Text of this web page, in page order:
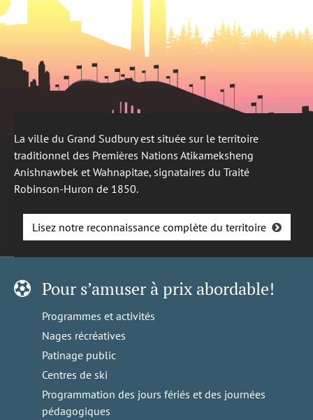
La ville du Grand Sudbury est située sur le territoire
traditionnel des Premières Nations Atikameksheng
Anishnawbek et Wahnapitae, signataires du Traité
Robinson-Huron de 1850.
Lisez notre reconnaissance complète du territoire
Pour s’amuser à prix abordable!
Programmes et activités
Nages récréatives
Patinage public
Centres de ski
Programmation des jours fériés et des journées
pédagogiques